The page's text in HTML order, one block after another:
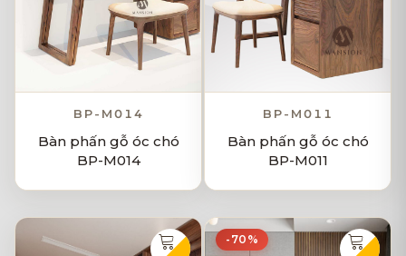
BP-M014
Bàn phấn gỗ óc chó
BP-M014
BP-M011
Bàn phấn gỗ óc chó
BP-M011
-70%